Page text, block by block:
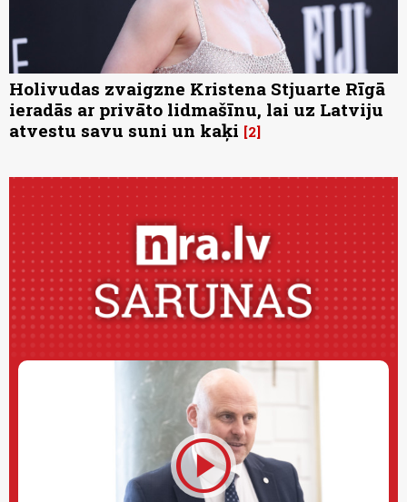
Holivudas zvaigzne Kristena Stjuarte Rīgā
ieradās ar privāto lidmašīnu, lai uz Latviju
atvestu savu suni un kaķi 2
play_circle